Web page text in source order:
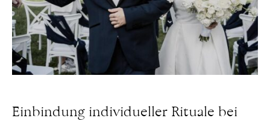
Einbindung individueller Rituale bei